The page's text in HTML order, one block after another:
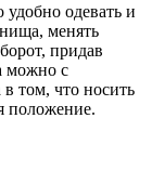
одевать и
менять
придав
можно с
том, что носить
положение.